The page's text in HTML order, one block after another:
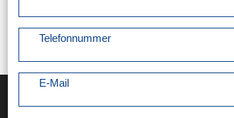
Telefonnummer
E-Mail